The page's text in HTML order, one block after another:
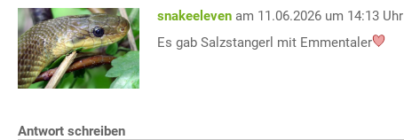
snakeeleven am 11.06.2026 um 14:13 Uhr
Es gab Salzstangerl mit Emmentaler
Antwort schreiben